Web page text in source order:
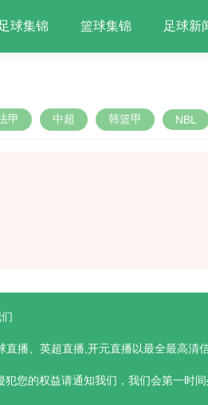
足球集锦 篮球集锦 足球新
甲 中超 韩篮甲 NBL
播、英超直播,开元直播以最全最高清
您的权益请通知我们，我们会第一时间